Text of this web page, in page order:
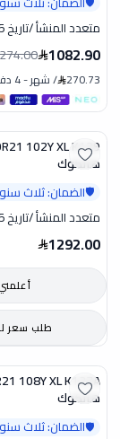
متعدد المنشأ/تاريخ 2025
1082.90
270.73
/شهر-4 دفعات
هانكوك
🛡️الضمان: ثلاث
متعدد المنشأ/تاريخ 2025
1292.00
طلب سعر
هانكوك
🛡️الضمان: ثلاث